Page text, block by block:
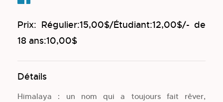
Prix: Régulier:15,00$/Étudiant:12,00$/- de
18 ans:10,00$
Détails
Himalaya : un nom qui a toujours fait rêver,